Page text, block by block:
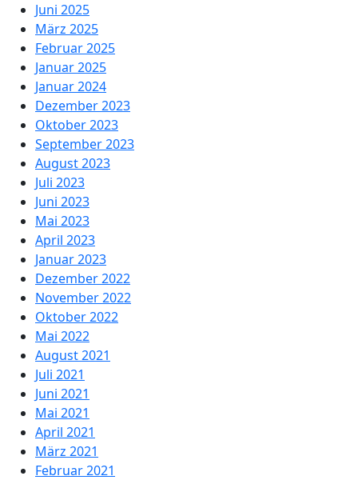
Juni 2025
März 2025
Februar 2025
Januar 2025
Januar 2024
Dezember 2023
Oktober 2023
September 2023
August 2023
Juli 2023
Juni 2023
Mai 2023
April 2023
Januar 2023
Dezember 2022
November 2022
Oktober 2022
Mai 2022
August 2021
Juli 2021
Juni 2021
Mai 2021
April 2021
März 2021
Februar 2021